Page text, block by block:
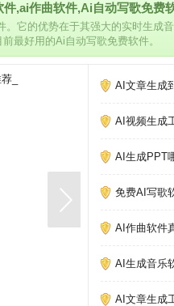
,ai作曲软件,Ai自动写歌免费
。它的优势在于其强大的实时生成
最好用的Ai自动写歌免费软件。
AI文章生成
AI视频生成
AI生成PPT
免费AI写歌
AI作曲软件
AI生成音乐
AI文章生成